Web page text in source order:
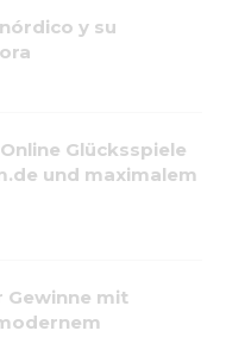
y su
Glücksspiele
und maximalem
Gewinne mit